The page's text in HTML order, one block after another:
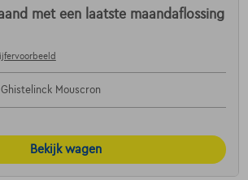
met een laatste maandaflossing
Ghistelinck Mouscron
Bekijk wagen